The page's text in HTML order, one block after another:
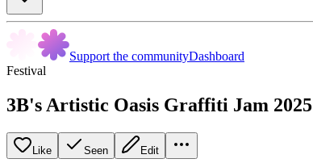
Support the communityDashboard
Festival
3B's Artistic Oasis Graffiti Jam 2025
Like Seen Edit